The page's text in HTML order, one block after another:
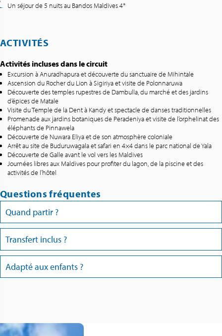
Un séjour de 5 nuits au Bandos Maldives 4*
ACTIVITÉS
Activités incluses dans le circuit
Excursion à Anuradhapura et découverte du sanctuaire de Mihintale
Ascension du Rocher du Lion à Sigiriya et visite de Polonnaruwa
Découverte des temples rupestres de Dambulla, du marché et des jardins
d’épices de Matale
Visite du Temple de la Dent à Kandy et spectacle de danses traditionnelles
Promenade aux jardins botaniques de Peradeniya et visite de l’orphelinat des
éléphants de Pinnawela
Découverte de Nuwara Eliya et de son atmosphère coloniale
Arrêt au site de Buduruwagala et safari en 4×4 dans le parc national de Yala
Découverte de Galle avant le vol vers les Maldives
Journées libres aux Maldives pour profiter du lagon, de la piscine et des
activités de l’hôtel
Questions fréquentes
Quand partir ?
Transfert inclus ?
Adapté aux enfants ?